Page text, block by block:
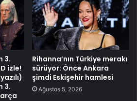
3.
izle!
3.
Rihanna’nın Türkiye merakı
sürüyor: Önce Ankara
şimdi Eskişehir hamlesi
Ağustos 5, 2026